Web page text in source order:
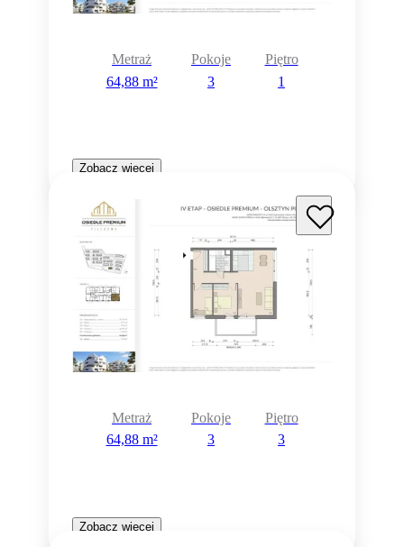
Metraż
64,88 m²
Pokoje
3
Piętro
1
Zobacz więcej
Metraż
64,88 m²
Pokoje
3
Piętro
3
Zobacz więcej